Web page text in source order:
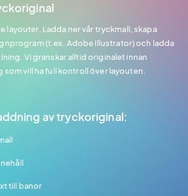
layouter. Ladda ner vår tryckmall, skapa
(t.ex. Adobe Illustrator) och ladda
Vi granskar alltid originalet innan
som vill ha full kontroll över layouten.
av tryckoriginal:
till banor